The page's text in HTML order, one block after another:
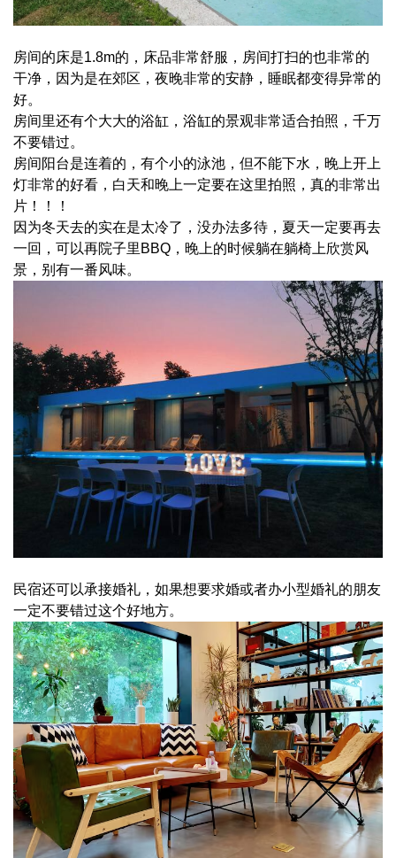
房间的床是1.8m的，床品非常舒服，房间打扫的也非常的
干净，因为是在郊区，夜晚非常的安静，睡眠都变得异常的
好。
房间里还有个大大的浴缸，浴缸的景观非常适合拍照，千万
不要错过。
房间阳台是连着的，有个小的泳池，但不能下水，晚上开上
灯非常的好看，白天和晚上一定要在这里拍照，真的非常出
片！！！
因为冬天去的实在是太冷了，没办法多待，夏天一定要再去
一回，可以再院子里BBQ，晚上的时候躺在躺椅上欣赏风
景，别有一番风味。
民宿还可以承接婚礼，如果想要求婚或者办小型婚礼的朋友
一定不要错过这个好地方。